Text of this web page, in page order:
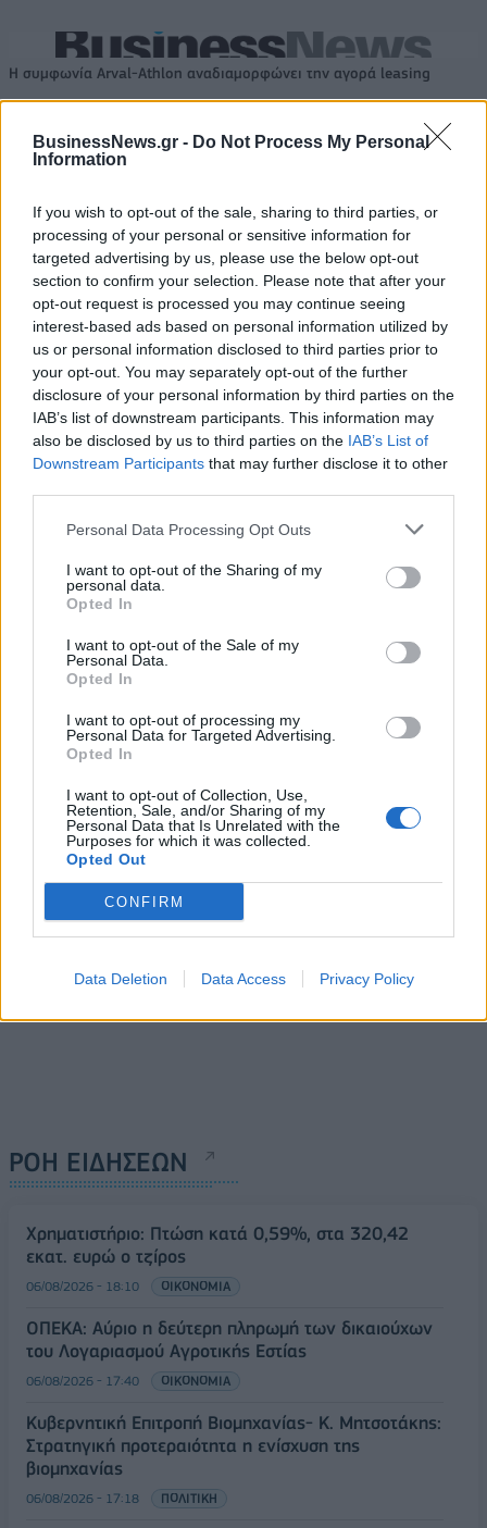
BusinessNews.gr - Do Not Process My Personal
Information
If you wish to opt-out of the sale, sharing to third parties, or
processing of your personal or sensitive information for
targeted advertising by us, please use the below opt-out
section to confirm your selection. Please note that after your
opt-out request is processed you may continue seeing
interest-based ads based on personal information utilized by
us or personal information disclosed to third parties prior to
your opt-out. You may separately opt-out of the further
disclosure of your personal information by third parties on the
IAB’s list of downstream participants. This information may
also be disclosed by us to third parties on the IAB’s List of
Downstream Participants that may further disclose it to other
Personal Data Processing Opt Outs
I want to opt-out of the Sharing of my
personal data.
Opted In
I want to opt-out of the Sale of my
Personal Data.
Opted In
I want to opt-out of processing my
Personal Data for Targeted Advertising.
Opted In
I want to opt-out of Collection, Use,
Retention, Sale, and/or Sharing of my
Personal Data that Is Unrelated with the
Purposes for which it was collected.
Opted Out
CONFIRM
Data Deletion Data Access Privacy Policy
Η συμφωνία Arval-Athlon αναδιαμορφώνει την αγορά leasing
VW: Η δύσκολη εξίσωση της
18η συνεχόμενη χρονιά για τον
Alpha Bank: Για πρώτη φορά το Αρχαίο Θέατρο Επιδαύρου άνοιξε τις
πύλες του σε όλους
ESG Report 2025: Πώς η ΑΒ Βασιλόπουλος μετατρέπει τη
βιωσιμότητα σε καθημερινή πράξη
ΠΕΡΙΣΣΌΤΕΡΑ ΣΕ ΑΥΤΉ ΤΗΝ ΚΑΤΗΓΟΡΊΑ
Κατρούγκαλος: "Η Ελλάδα
κόμβος μεταξύ της
Ευρώπης και του αραβικού
κόσμου"
29/10/2018 - 02:00
Κώστας Μπακογιάννης:
επίσημα την υποψηφιότητά
του για το δήμο Αθηναίων
29/10/2018 - 02:00
ΡΟΗ ΕΙΔΗΣΕΩΝ
Χρηματιστήριο: Πτώση κατά 0,59%, στα 320,42
εκατ. ευρώ ο τζίρος
06/08/2026 - 18:10 ΟΙΚΟΝΟΜΙΑ
ΟΠΕΚΑ: Αύριο η δεύτερη πληρωμή των δικαιούχων
του Λογαριασμού Αγροτικής Εστίας
06/08/2026 - 17:40 ΟΙΚΟΝΟΜΙΑ
Κυβερνητική Επιτροπή Βιομηχανίας- Κ. Μητσοτάκης:
Στρατηγική προτεραιότητα η ενίσχυση της
βιομηχανίας
06/08/2026 - 17:18 ΠΟΛΙΤΙΚΗ